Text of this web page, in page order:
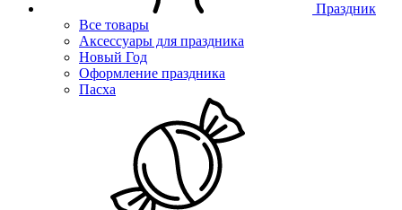
Праздник
Все товары
Аксессуары для праздника
Новый Год
Оформление праздника
Пасха